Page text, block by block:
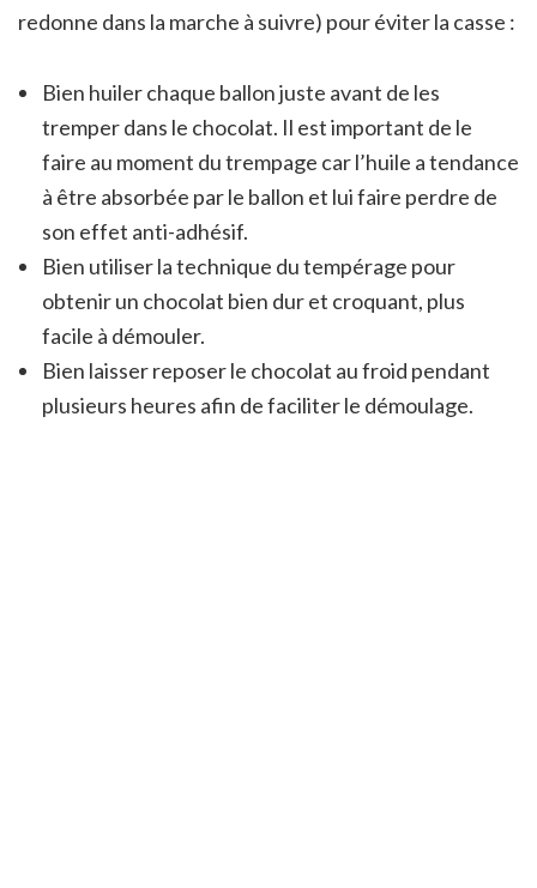
redonne dans la marche à suivre) pour éviter la casse :
Bien huiler chaque ballon juste avant de les
tremper dans le chocolat. Il est important de le
faire au moment du trempage car l’huile a tendance
à être absorbée par le ballon et lui faire perdre de
son effet anti-adhésif.
Bien utiliser la technique du tempérage pour
obtenir un chocolat bien dur et croquant, plus
facile à démouler.
Bien laisser reposer le chocolat au froid pendant
plusieurs heures afin de faciliter le démoulage.